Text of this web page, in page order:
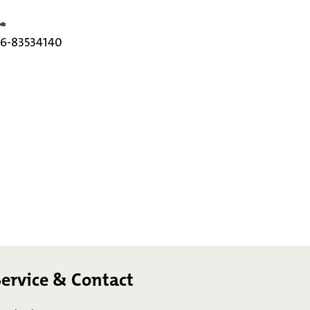
83534140
& Contact